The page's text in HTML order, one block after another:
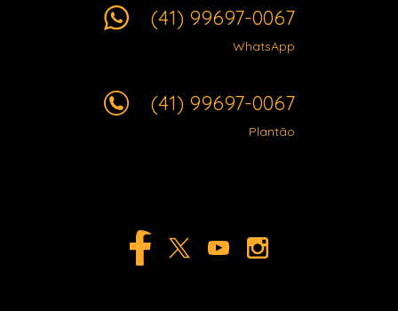
(41) 99697-0067
WhatsApp
(41) 99697-0067
Plantão